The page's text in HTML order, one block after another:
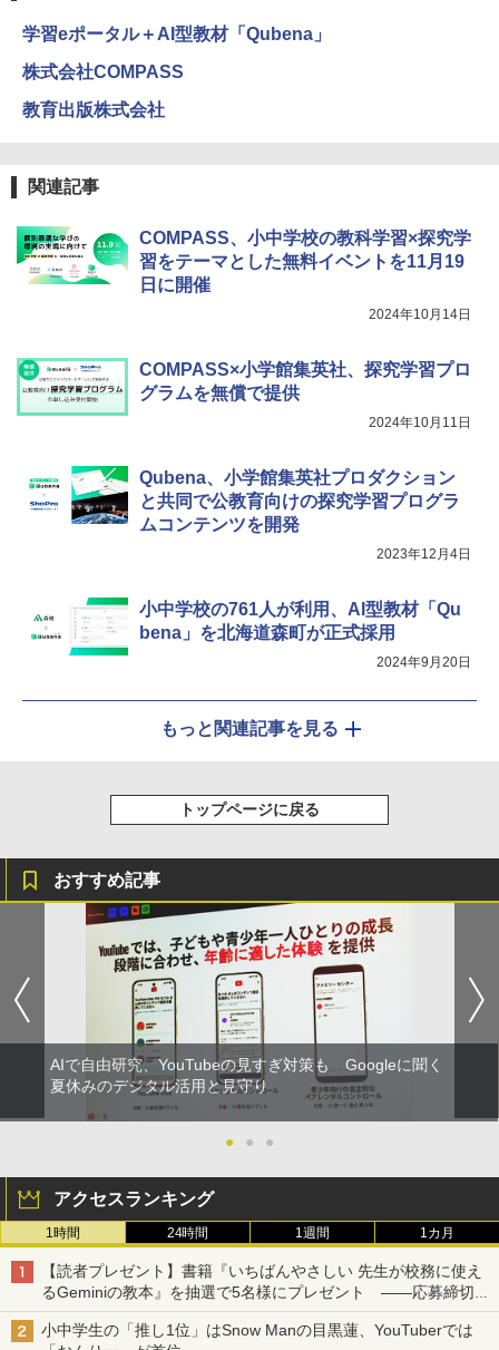
4
つかめ！理科ダマン 12 最強ロボット決
戦！編
5
￥1,650
エンジニアリングキット小さなカート -
5 Fernrohr:実験用キャビネット
学習eポータル＋AI型教材「Qubena」
株式会社COMPASS
教育出版株式会社
関連記事
COMPASS、小中学校の教科学習×探究学
習をテーマとした無料イベントを11月19
日に開催
2024年10月14日
COMPASS×小学館集英社、探究学習プロ
グラムを無償で提供
2024年10月11日
Qubena、小学館集英社プロダクション
と共同で公教育向けの探究学習プログラ
ムコンテンツを開発
2023年12月4日
小中学校の761人が利用、AI型教材「Qu
bena」を北海道森町が正式採用
2024年9月20日
もっと関連記事を見る
トップページに戻る
おすすめ記事
AIで自由研究、YouTubeの見すぎ対策も Googleに聞く
夏休みのデジタル活用と見守り
● ● ●
アクセスランキング
1時間 24時間 1週間 1カ月
【読者プレゼント】書籍『いちばんやさしい 先生が校務に使え
るGeminiの教本』を抽選で5名様にプレゼント ――応募締切は
2026年8月12日（水）まで
小中学生の「推し1位」はSnow Manの目黒蓮、YouTuberでは